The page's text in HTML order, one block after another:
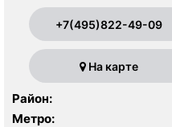
+7(495)822-49-09
На карте
Район:
Метро: